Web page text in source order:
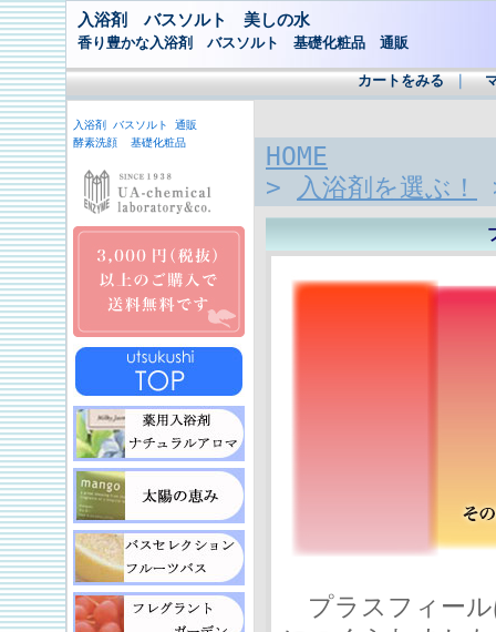
入浴剤 バスソルト 美しの水
香り豊かな入浴剤 バスソルト 基礎化粧品 通販
カートをみる｜
入浴剤 バスソルト 通販
酵素洗顔 基礎化粧品
HOME
>
入浴剤を選ぶ！
プラスフィール